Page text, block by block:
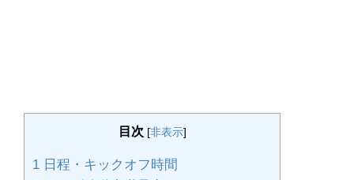
目次 [非表示]
1 日程・キックオフ時間